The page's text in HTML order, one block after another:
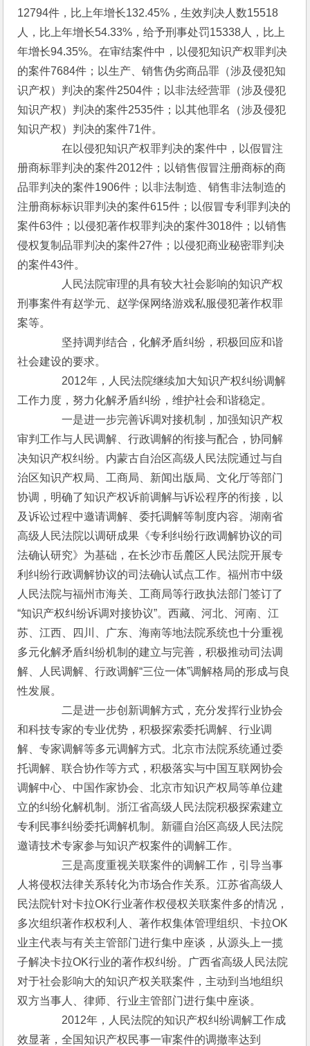
12794件，比上年增长132.45%，生效判决人数15518
人，比上年增长54.33%，给予刑事处罚15338人，比上
年增长94.35%。在审结案件中，以侵犯知识产权罪判决
的案件7684件；以生产、销售伪劣商品罪（涉及侵犯知
识产权）判决的案件2504件；以非法经营罪（涉及侵犯
知识产权）判决的案件2535件；以其他罪名（涉及侵犯
知识产权）判决的案件71件。
在以侵犯知识产权罪判决的案件中，以假冒注
册商标罪判决的案件2012件；以销售假冒注册商标的商
品罪判决的案件1906件；以非法制造、销售非法制造的
注册商标标识罪判决的案件615件；以假冒专利罪判决的
案件63件；以侵犯著作权罪判决的案件3018件；以销售
侵权复制品罪判决的案件27件；以侵犯商业秘密罪判决
的案件43件。
人民法院审理的具有较大社会影响的知识产权
刑事案件有赵学元、赵学保网络游戏私服侵犯著作权罪
案等。
坚持调判结合，化解矛盾纠纷，积极回应和谐
社会建设的要求。
2012年，人民法院继续加大知识产权纠纷调解
工作力度，努力化解矛盾纠纷，维护社会和谐稳定。
一是进一步完善诉调对接机制，加强知识产权
审判工作与人民调解、行政调解的衔接与配合，协同解
决知识产权纠纷。内蒙古自治区高级人民法院通过与自
治区知识产权局、工商局、新闻出版局、文化厅等部门
协调，明确了知识产权诉前调解与诉讼程序的衔接，以
及诉讼过程中邀请调解、委托调解等制度内容。湖南省
高级人民法院以调研成果《专利纠纷行政调解协议的司
法确认研究》为基础，在长沙市岳麓区人民法院开展专
利纠纷行政调解协议的司法确认试点工作。福州市中级
人民法院与福州市海关、工商局等行政执法部门签订了
“知识产权纠纷诉调对接协议”。西藏、河北、河南、江
苏、江西、四川、广东、海南等地法院系统也十分重视
多元化解矛盾纠纷机制的建立与完善，积极推动司法调
解、人民调解、行政调解“三位一体”调解格局的形成与良
性发展。
二是进一步创新调解方式，充分发挥行业协会
和科技专家的专业优势，积极探索委托调解、行业调
解、专家调解等多元调解方式。北京市法院系统通过委
托调解、联合协作等方式，积极落实与中国互联网协会
调解中心、中国作家协会、北京市知识产权局等单位建
立的纠纷化解机制。浙江省高级人民法院积极探索建立
专利民事纠纷委托调解机制。新疆自治区高级人民法院
邀请技术专家参与知识产权案件的调解工作。
三是高度重视关联案件的调解工作，引导当事
人将侵权法律关系转化为市场合作关系。江苏省高级人
民法院针对卡拉OK行业著作权侵权关联案件多的情况，
多次组织著作权权利人、著作权集体管理组织、卡拉OK
业主代表与有关主管部门进行集中座谈，从源头上一揽
子解决卡拉OK行业的著作权纠纷。广西省高级人民法院
对于社会影响大的知识产权关联案件，主动到当地组织
双方当事人、律师、行业主管部门进行集中座谈。
2012年，人民法院的知识产权纠纷调解工作成
效显著，全国知识产权民事一审案件的调撤率达到